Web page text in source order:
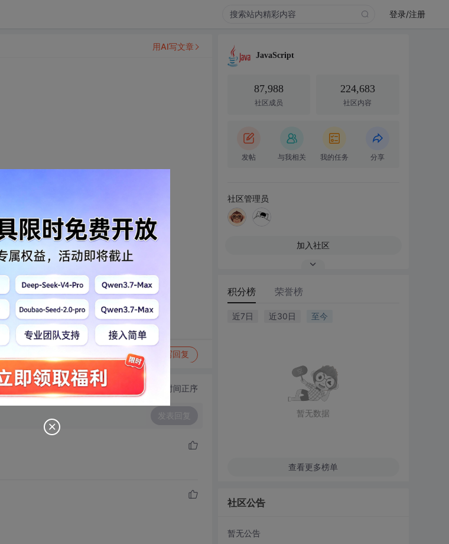
登录/注册
写回复
用AI写文章
切换为时间正序
发表回复
JavaScript
87,988
社区成员
224,683
社区内容
发帖 与我相关 我的任务 分享
社区管理员
加入社区
积分榜 荣誉榜
近7日 近30日 至今
暂无数据
查看更多榜单
社区公告
暂无公告